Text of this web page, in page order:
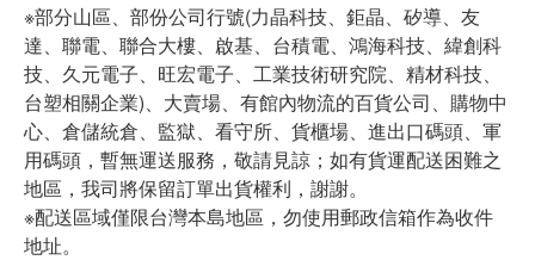
※部分山區、部份公司行號(力晶科技、鉅晶、矽導、友
達、聯電、聯合大樓、啟基、台積電、鴻海科技、緯創科
技、久元電子、旺宏電子、工業技術研究院、精材科技、
台塑相關企業)、大賣場、有館內物流的百貨公司、購物中
心、倉儲統倉、監獄、看守所、貨櫃場、進出口碼頭、軍
用碼頭，暫無運送服務，敬請見諒；如有貨運配送困難之
地區，我司將保留訂單出貨權利，謝謝。
※配送區域僅限台灣本島地區，勿使用郵政信箱作為收件
地址。